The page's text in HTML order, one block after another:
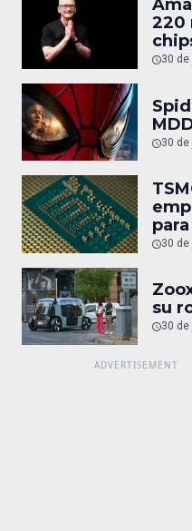
220
30 de
30 de
30 de
su
30 de